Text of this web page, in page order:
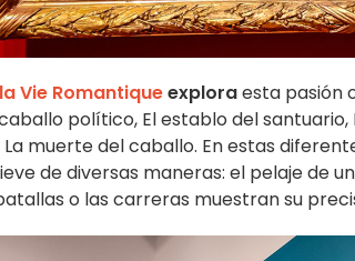
Vie Romantiqueexploraesta pasión
político, El establo del
muerte del caballo. En estas
de diversas maneras: el pelaje de
o las carreras muestran su